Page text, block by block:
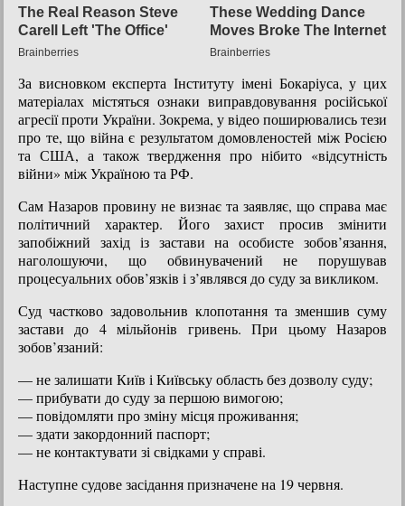
За висновком експерта Інституту імені Бокаріуса, у цих
матеріалах містяться ознаки виправдовування російської
агресії проти України. Зокрема, у відео поширювались тези
про те, що війна є результатом домовленостей між Росією
та США, а також твердження про нібито «відсутність
війни» між Україною та РФ.
Сам Назаров провину не визнає та заявляє, що справа має
політичний характер. Його захист просив змінити
запобіжний захід із застави на особисте зобов’язання,
наголошуючи, що обвинувачений не порушував
процесуальних обов’язків і з’являвся до суду за викликом.
Суд частково задовольнив клопотання та зменшив суму
застави до 4 мільйонів гривень. При цьому Назаров
зобов’язаний:
— не залишати Київ і Київську область без дозволу суду;
— прибувати до суду за першою вимогою;
— повідомляти про зміну місця проживання;
— здати закордонний паспорт;
— не контактувати зі свідками у справі.
Наступне судове засідання призначене на 19 червня.